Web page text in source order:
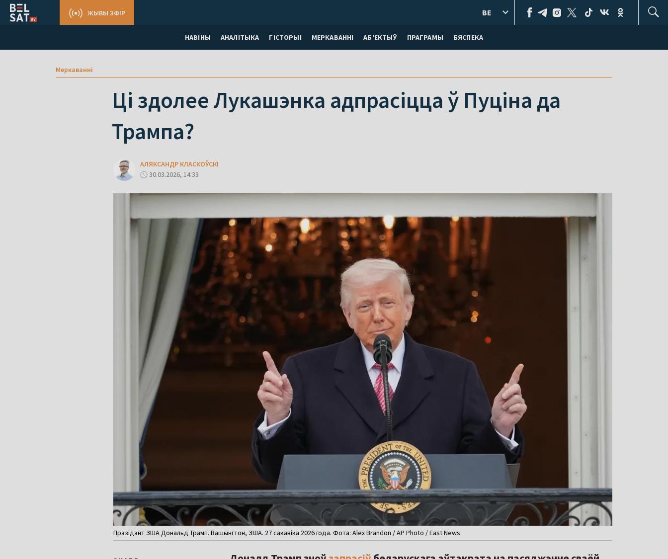
НАВІНЫ АНАЛІТЫКА ГІСТОРЫІ МЕРКАВАННI АБ'ЕКТЫЎ ПРАГРАМЫ БЯСПЕКА
ЖЫВЫ ЭФІР BE
Меркаваннi
Ці здолее Лукашэнка адпрасіцца ў Пуціна да
Трампа?
АЛЯКСАНДР КЛАСКОЎСКІ
30.03.2026, 14:33
Прэзідэнт ЗША Дональд Трамп. Вашынгтон, ЗША. 27 сакавіка 2026 года. Фота: Alex Brandon / AP Photo / East News